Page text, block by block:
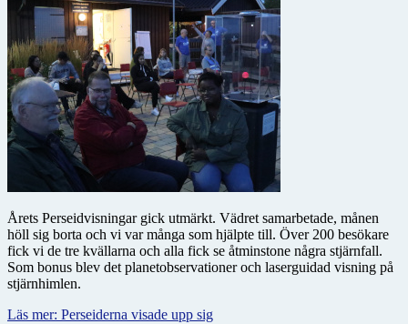
Årets Perseidvisningar gick utmärkt. Vädret samarbetade, månen
höll sig borta och vi var många som hjälpte till. Över 200 besökare
fick vi de tre kvällarna och alla fick se åtminstone några stjärnfall.
Som bonus blev det planetobservationer och laserguidad visning på
stjärnhimlen.
Läs mer: Perseiderna visade upp sig